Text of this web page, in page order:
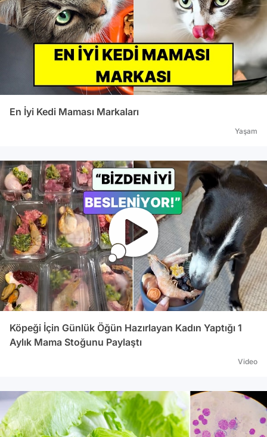
En İyi Kedi Maması Markaları
Yaşam
Köpeği İçin Günlük Öğün Hazırlayan Kadın Yaptığı 1
Aylık Mama Stoğunu Paylaştı
Video